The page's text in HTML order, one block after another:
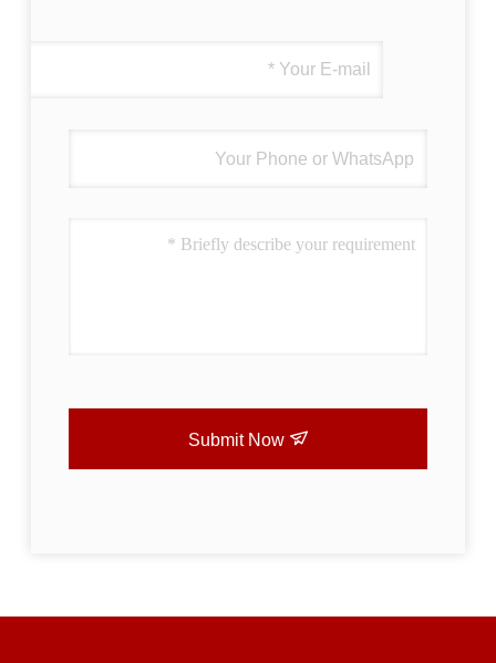
Submit Now